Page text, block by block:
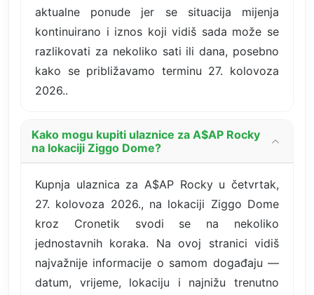
aktualne ponude jer se situacija mijenja
kontinuirano i iznos koji vidiš sada može se
razlikovati za nekoliko sati ili dana, posebno
kako se približavamo terminu 27. kolovoza
2026..
Kako mogu kupiti ulaznice za A$AP Rocky
na lokaciji Ziggo Dome?
Kupnja ulaznica za A$AP Rocky u četvrtak,
27. kolovoza 2026., na lokaciji Ziggo Dome
kroz Cronetik svodi se na nekoliko
jednostavnih koraka. Na ovoj stranici vidiš
najvažnije informacije o samom događaju —
datum, vrijeme, lokaciju i najnižu trenutno